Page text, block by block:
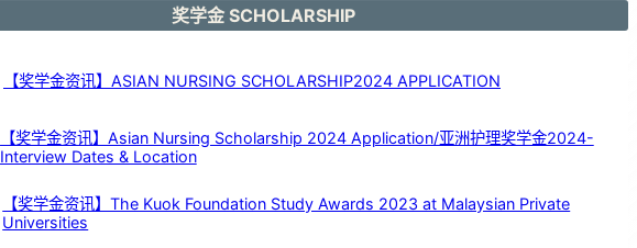
奖学金 SCHOLARSHIP
【奖学金资讯】ASIAN NURSING SCHOLARSHIP2024 APPLICATION
【奖学金资讯】Asian Nursing Scholarship 2024 Application/亚洲护理奖学金2024-
Interview Dates & Location
【奖学金资讯】The Kuok Foundation Study Awards 2023 at Malaysian Private
Universities